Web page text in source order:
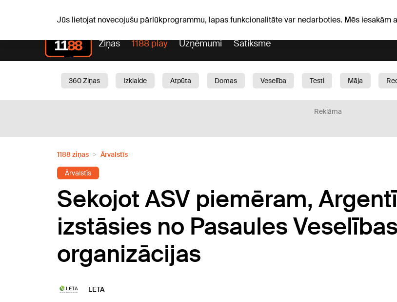
Jūs lietojat novecojušu pārlūkprogrammu, lapas funkcionalitāte var nedarboties. Mēs iesakām
Ziņas 1188 play Uzņēmumi Satiksme
360 Ziņas Izklaide Atpūta Domas Veselība Testi Māja
Reklāma
1188 ziņas Ārvalstīs
Ārvalstīs
Sekojot ASV piemēram,
izstāsies no Pasaules Veselības
organizācijas
LETA